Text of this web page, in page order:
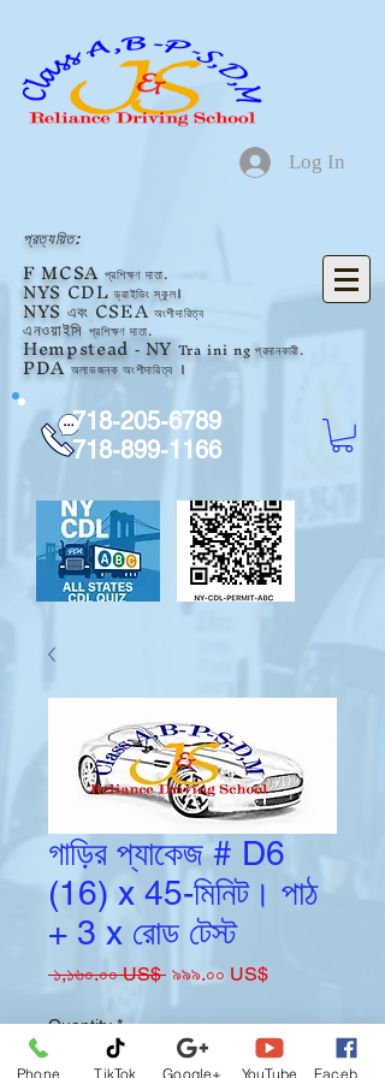
Log In
প্রত্যয়িত:
FMCSAপ্রশিক্ষণ দাতা.
NYSCDLড্রাইভিং স্কুল।
NYSএবং CSEAঅংশীদারিত্ব
এনওয়াইসিপ্রশিক্ষণ দাতা.
Hempstead - NYTraining প্রদানকারী.
PDAঅলাভজনকঅংশীদারিত্ব ।
718-205-6789
718-899-1166
গাড়ির প্যাকেজ # D6
(16) x 45-মিনিট। পাঠ
+ 3 x রোড টেস্ট
১,১৬০.০০ US$ Regular
৯৯৯.০০ US$Sale
Quantity *
Phone TikTok Google+ YouTube